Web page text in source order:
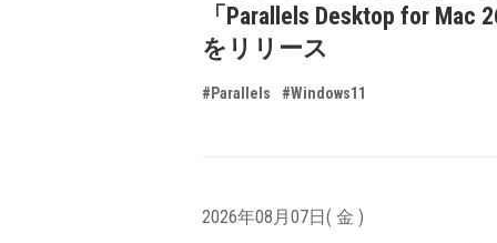
「Parallels Desktop for Mac
をリリース
#Parallels #Windows11
2026年08月07日( 金 )